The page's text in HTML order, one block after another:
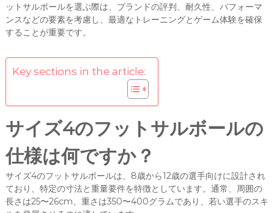
ットサルボールを選ぶ際は、ブランドの評判、耐久性、パフォーマ
ンスなどの要素を考慮し、最適なトレーニングとゲーム体験を確保
することが重要です。
Key sections in the article:
サイズ4のフットサルボールの
仕様は何ですか？
サイズ4のフットサルボールは、8歳から12歳の選手向けに設計され
ており、特定の寸法と重量要件を特徴としています。通常、周囲の
長さは25〜26cm、重さは350〜400グラムであり、若い選手のスキ